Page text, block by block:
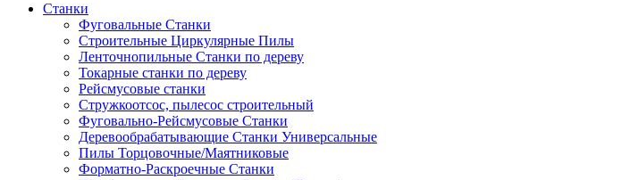
Станки
Фуговальные Станки
Строительные Циркулярные Пилы
Ленточнопильные Станки по дереву
Токарные станки по дереву
Рейсмусовые станки
Стружкоотсос, пылесос строительный
Фуговально-Рейсмусовые Станки
Деревообрабатывающие Станки Универсальные
Пилы Торцовочные/Маятниковые
Форматно-Раскроечные Станки